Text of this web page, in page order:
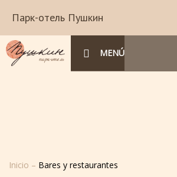
Парк-отель Пушкин
MENÚ
Inicio – Bares y restaurantes